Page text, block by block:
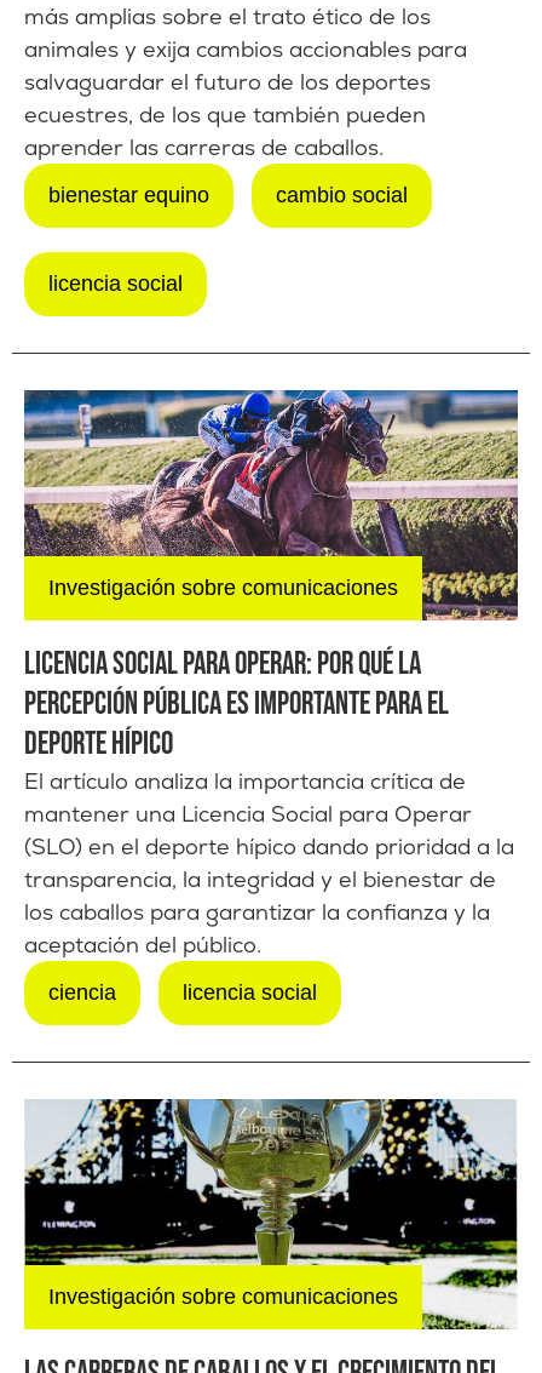
más amplias sobre el trato ético de los
animales y exija cambios accionables para
salvaguardar el futuro de los deportes
ecuestres, de los que también pueden
aprender las carreras de caballos.
bienestar equino cambio social
licencia social
Investigación sobre comunicaciones
LICENCIA SOCIAL PARA OPERAR: POR QUÉ LA
PERCEPCIÓN PÚBLICA ES IMPORTANTE PARA EL
DEPORTE HÍPICO
El artículo analiza la importancia crítica de
mantener una Licencia Social para Operar
(SLO) en el deporte hípico dando prioridad a la
transparencia, la integridad y el bienestar de
los caballos para garantizar la confianza y la
aceptación del público.
ciencia licencia social
Investigación sobre comunicaciones